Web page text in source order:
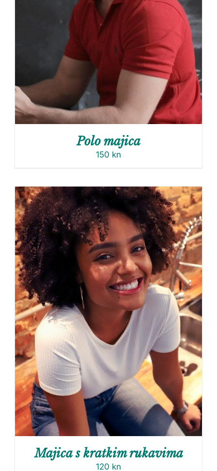
Polo majica
150 kn
Majica s kratkim rukavima
120 kn